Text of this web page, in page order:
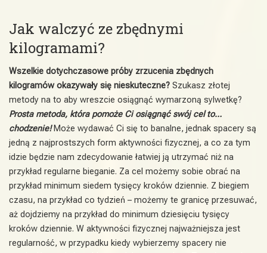
Jak walczyć ze zbędnymi
kilogramami?
Wszelkie dotychczasowe próby zrzucenia zbędnych
kilogramów okazywały się nieskuteczne? Szukasz złotej
metody na to aby wreszcie osiągnąć wymarzoną sylwetkę?
Prosta metoda, która pomoże Ci osiągnąć swój cel to…
chodzenie! Może wydawać Ci się to banalne, jednak spacery są
jedną z najprostszych form aktywności fizycznej, a co za tym
idzie będzie nam zdecydowanie łatwiej ją utrzymać niż na
przykład regularne bieganie. Za cel możemy sobie obrać na
przykład minimum siedem tysięcy kroków dziennie. Z biegiem
czasu, na przykład co tydzień – możemy te granicę przesuwać,
aż dojdziemy na przykład do minimum dziesięciu tysięcy
kroków dziennie. W aktywności fizycznej najważniejsza jest
regularność, w przypadku kiedy wybierzemy spacery nie